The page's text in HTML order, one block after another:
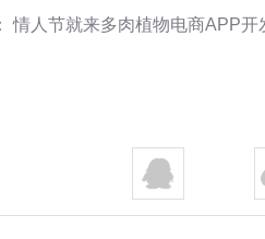
情人节就来多肉植物电商APP开